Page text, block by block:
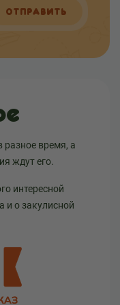
ОТПРАВИТЬ
разное время, а
ждут его.
интересной
и о закулисной